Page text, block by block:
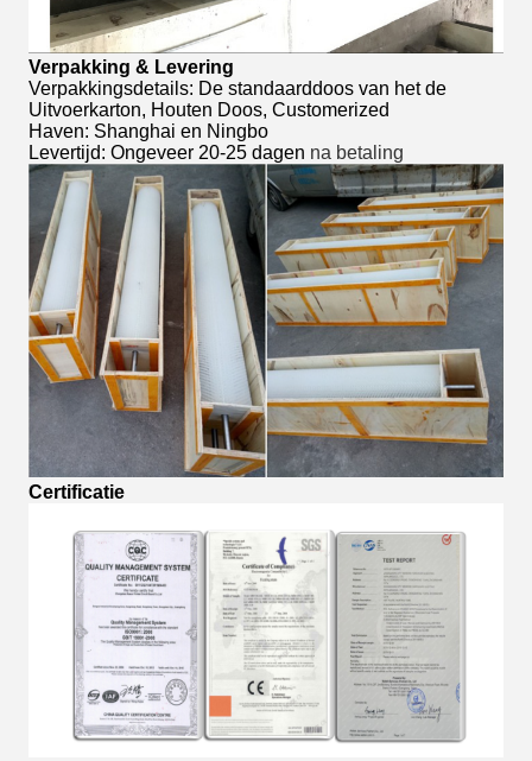
Verpakking & Levering
Verpakkingsdetails: De standaarddoos van het de
Uitvoerkarton, Houten Doos, Customerized
Haven: Shanghai en Ningbo
Levertijd: Ongeveer 20-25 dagen na betaling
Certificatie